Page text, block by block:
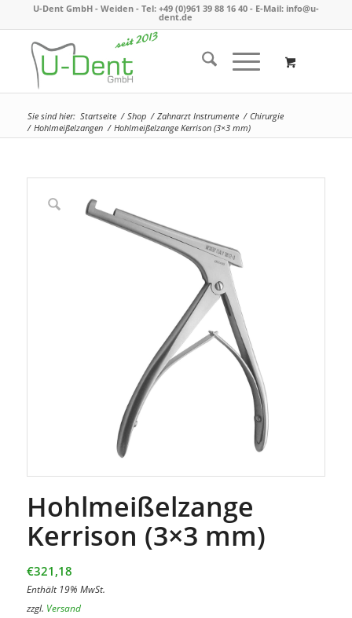
U-Dent GmbH - Weiden - Tel: +49 (0)961 39 88 16 40- E-Mail: info@u-
dent.de
Sie sind hier: Startseite / Shop / Zahnarzt Instrumente / Chirurgie
/ Hohlmeißelzangen / Hohlmeißelzange Kerrison (3×3 mm)
Hohlmeißelzange
Kerrison (3×3 mm)
€321,18
Enthält 19% MwSt.
zzgl. Versand